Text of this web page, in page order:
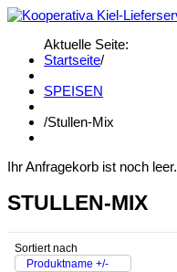
Aktuelle Seite:
Startseite/
SPEISEN
/Stullen-Mix
Ihr Anfragekorb ist noch leer.
STULLEN-MIX
Sortiert nach
Produktname +/-